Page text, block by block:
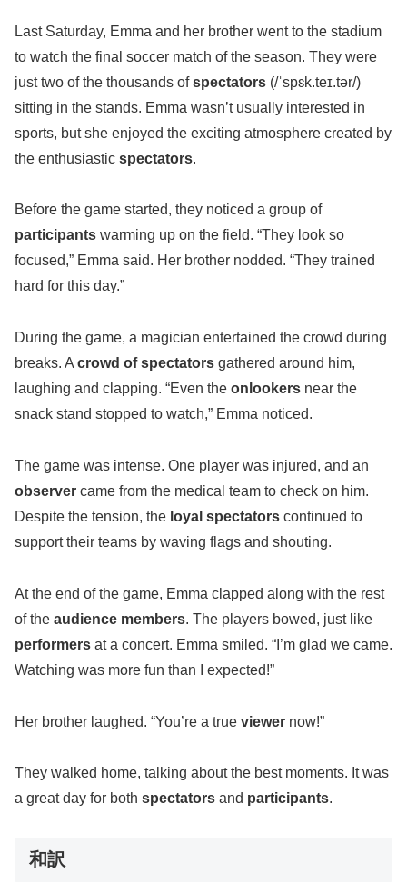
Last Saturday, Emma and her brother went to the stadium
to watch the final soccer match of the season. They were
just two of the thousands ofspectators (/ˈspɛk.teɪ.tər/)
sitting in the stands. Emma wasn’t usually interested in
sports, but she enjoyed the exciting atmosphere created by
the enthusiastic spectators.
Before the game started, they noticed a group of
participants warming up on the field. “They look so
focused,” Emma said. Her brother nodded. “They trained
hard for this day.”
During the game, a magician entertained the crowd during
breaks. A crowd of spectators gathered around him,
laughing and clapping. “Even the onlookers near the
snack stand stopped to watch,” Emma noticed.
The game was intense. One player was injured, and an
observer came from the medical team to check on him.
Despite the tension, the loyal spectators continued to
support their teams by waving flags and shouting.
At the end of the game, Emma clapped along with the rest
of the audience members. The players bowed, just like
performers at a concert. Emma smiled. “I’m glad we came.
Watching was more fun than I expected!”
Her brother laughed. “You’re a true viewer now!”
They walked home, talking about the best moments. It was
a great day for both spectators and participants.
和訳